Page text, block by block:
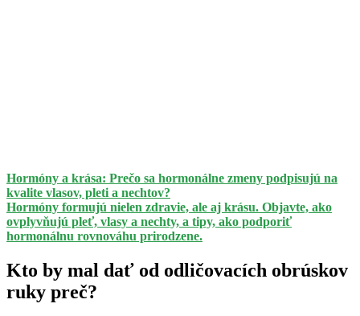
Hormóny a krása: Prečo sa hormonálne zmeny podpisujú na
kvalite vlasov, pleti a nechtov?
Hormóny formujú nielen zdravie, ale aj krásu. Objavte, ako
ovplyvňujú pleť, vlasy a nechty, a tipy, ako podporiť
hormonálnu rovnováhu prirodzene.
Kto by mal dať od odličovacích obrúskov
ruky preč?